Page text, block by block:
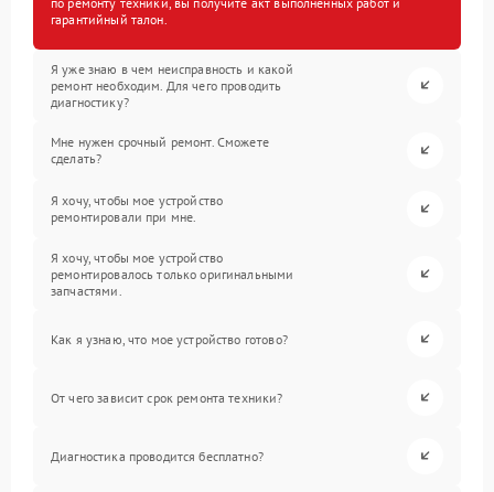
гарантийный талон.
Я уже знаю в чем неисправность и какой
ремонт необходим. Для чего проводить
диагностику?
Мне нужен срочный ремонт. Сможете
сделать?
Я хочу, чтобы мое устройство
ремонтировали при мне.
Я хочу, чтобы мое устройство
ремонтировалось только оригинальными
запчастями.
Как я узнаю, что мое устройство готово?
От чего зависит срок ремонта техники?
Диагностика проводится бесплатно?